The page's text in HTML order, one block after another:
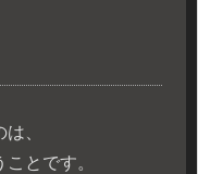
、
とです。